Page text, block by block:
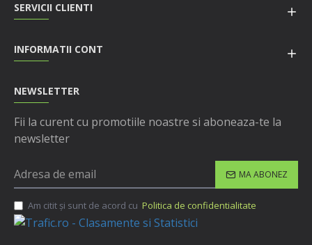
SERVICII CLIENTI
INFORMATII CONT
NEWSLETTER
Fii la curent cu promotiile noastre si aboneaza-te la
newsletter
MA ABONEZ
Am citit şi sunt de acord cu Politica de confidentialitate